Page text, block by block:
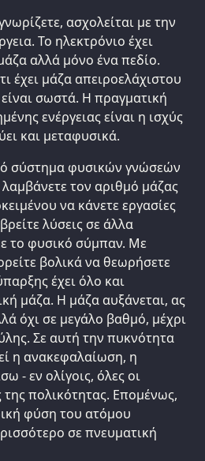
ασχολείται με την
Το ηλεκτρόνιο έχει
αλλά μόνο ένα πεδίο.
έχει μάζα απειροελάχιστου
σωστά. Η πραγματική
ενέργειας είναι η ισχύς
και μεταφυσικά.
σύστημα φυσικών γνώσεών
τον αριθμό μάζας
να κάνετε εργασίες
λύσεις σε άλλα
το φυσικό σύμπαν. Με
βολικά να θεωρήσετε
έχει όλο και
μάζα. Η μάζα αυξάνεται, ας
όχι σε μεγάλο βαθμό, μέχρι
Σε αυτή την πυκνότητα
η ανακεφαλαίωση, η
- εν ολίγοις, όλες οι
της πολικότητας. Επομένως,
φύση του ατόμου
σε πνευματική